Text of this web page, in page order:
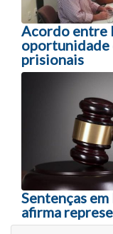
Acordo entre
oportunidade
prisionais
Sentenças
afirma